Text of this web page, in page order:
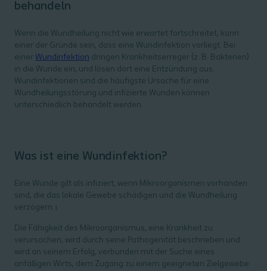
behandeln
Wenn die Wundheilung nicht wie erwartet fortschreitet, kann
einer der Gründe sein, dass eine Wundinfektion vorliegt. Bei
einer Wundinfektion dringen Krankheitserreger (z. B. Bakterien)
in die Wunde ein, und lösen dort eine Entzündung aus.
Wundinfektionen sind die häufigste Ursache für eine
Wundheilungsstörung und infizierte Wunden können
unterschiedlich behandelt werden.
Was ist eine Wundinfektion?
Eine Wunde gilt als infiziert, wenn Mikroorganismen vorhanden
sind, die das lokale Gewebe schädigen und die Wundheilung
verzögern.
Die Fähigkeit des Mikroorganismus, eine Krankheit zu
verursachen, wird durch seine Pathogenität beschrieben und
wird an seinem Erfolg, verbunden mit der Suche eines
anfälligen Wirts, dem Zugang zu einem geeigneten Zielgewebe